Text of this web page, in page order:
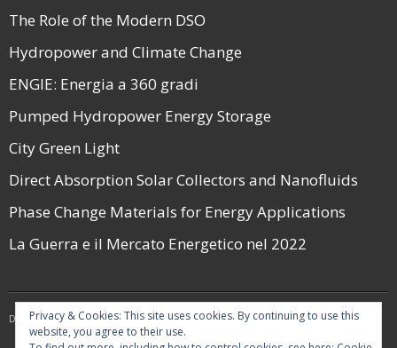
The Role of the Modern DSO
Hydropower and Climate Change
ENGIE: Energia a 360 gradi
Pumped Hydropower Energy Storage
City Green Light
Direct Absorption Solar Collectors and Nanofluids
Phase Change Materials for Energy Applications
La Guerra e il Mercato Energetico nel 2022
Developed by Think Up Themes Ltd. Powered byWordPress.
Privacy & Cookies: This site uses cookies. By continuing to use this
website, you agree to their use.